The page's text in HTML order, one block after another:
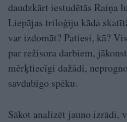
daudzkārt iestudētās Raiņa
Liepājas triloģiju kāda
var izdomāt? Patiesi, kā?
par režisora darbiem,
mērķtiecīgi dažādi,
savdabīgo spēku.
Sākot analizēt jauno izrādi,